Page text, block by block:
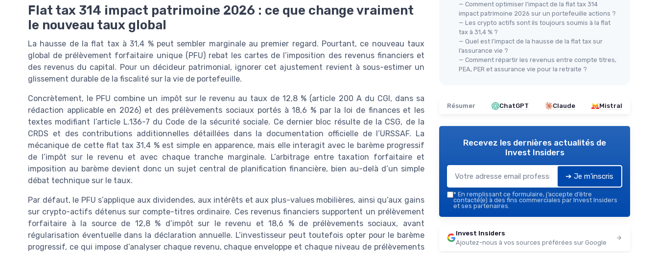
Flat tax 314 impact patrimoine 2026 : ce que change vraiment
le nouveau taux global
La hausse de la flat tax à 31,4 % peut sembler marginale au premier regard. Pourtant, ce nouveau taux
global de prélèvement forfaitaire unique (PFU) rebat les cartes de l’imposition des revenus financiers et
des revenus du capital. Pour un décideur patrimonial, ignorer cet ajustement revient à sous-estimer un
glissement durable de la fiscalité sur la vie de portefeuille.
Concrètement, le PFU combine un impôt sur le revenu au taux de 12,8 % (article 200 A du CGI, dans sa
rédaction applicable en 2026) et des prélèvements sociaux portés à 18,6 % par la loi de finances et les
textes modifiant l’article L.136-7 du Code de la sécurité sociale. Ce dernier bloc résulte de la CSG, de la
CRDS et des contributions additionnelles détaillées dans la documentation officielle de l’URSSAF. La
mécanique de cette flat tax 31,4 % est simple en apparence, mais elle interagit avec le barème progressif
de l’impôt sur le revenu et avec chaque tranche marginale. L’arbitrage entre taxation forfaitaire et
imposition au barème devient donc un sujet central de planification financière, bien au-delà d’un simple
débat technique sur le taux.
Par défaut, le PFU s’applique aux dividendes, aux intérêts et aux plus-values mobilières, ainsi qu’aux gains
sur crypto-actifs détenus sur compte-titres ordinaire. Ces revenus financiers supportent un prélèvement
forfaitaire à la source de 12,8 % d’impôt sur le revenu et 18,6 % de prélèvements sociaux, avant
régularisation éventuelle dans la déclaration annuelle. L’investisseur peut toutefois opter pour le barème
progressif, ce qui impose d’analyser chaque revenu, chaque enveloppe et chaque niveau de prélèvements
— Comment optimiser l’impact de la flat tax 314
impact patrimoine 2026 sur un portefeuille actions ?
— Les crypto actifs sont ils toujours soumis à la flat
tax à 31,4 % ?
— Quel est l’impact de la hausse de la flat tax sur
l’assurance vie ?
— Comment répartir les revenus entre compte titres,
PEA, PER et assurance vie pour la retraite ?
Résumer ChatGPT Claude Mistral
Recevez les dernières actualités de
Invest Insiders
➔ Je m'inscris
* En remplissant ce formulaire, j’accepte d’être
contacté(e) à des fins commerciales par Invest Insiders
et ses partenaires.
Invest Insiders
Ajoutez-nous à vos sources préférées sur Google